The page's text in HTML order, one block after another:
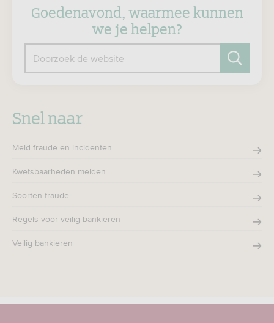
Goedenavond, waarmee kunnen
we je helpen?
Doorzoek de website
Snel naar
Meld fraude en incidenten
Kwetsbaarheden melden
Soorten fraude
Regels voor veilig bankieren
Veilig bankieren